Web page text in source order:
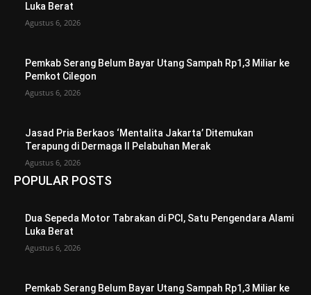
Luka Berat
Agustus 6, 2026
Pemkab Serang Belum Bayar Utang Sampah Rp1,3 Miliar ke
Pemkot Cilegon
Agustus 6, 2026
Jasad Pria Berkaos ‘Mentalita Jakarta’ Ditemukan
Terapung di Dermaga II Pelabuhan Merak
Agustus 6, 2026
POPULAR POSTS
Dua Sepeda Motor Tabrakan di PCI, Satu Pengendara Alami
Luka Berat
Agustus 6, 2026
Pemkab Serang Belum Bayar Utang Sampah Rp1,3 Miliar ke